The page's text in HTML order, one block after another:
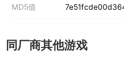
MD5值
同厂商其他游戏